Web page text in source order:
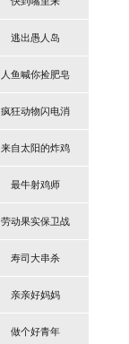
逃出愚人岛
人鱼喊你捡肥皂
疯狂动物闪电消
来自太阳的炸鸡
最牛射鸡师
劳动果实保卫战
寿司大串杀
亲亲好妈妈
做个好青年